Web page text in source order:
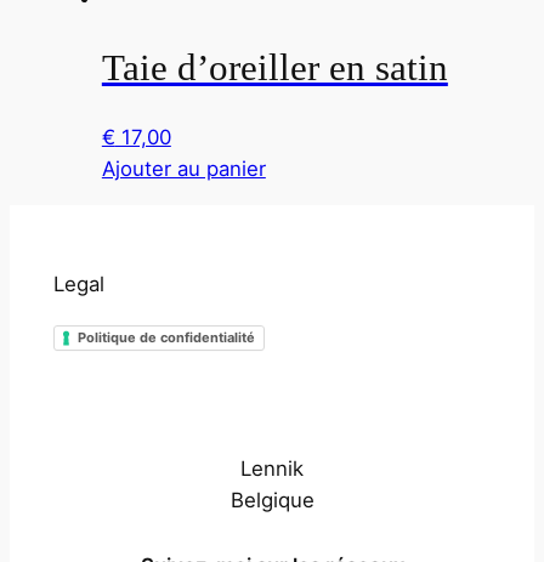
Taie d’oreiller en satin
€ 17,00
Ajouter au panier
Legal
Politique de confidentialité
Lennik
Belgique